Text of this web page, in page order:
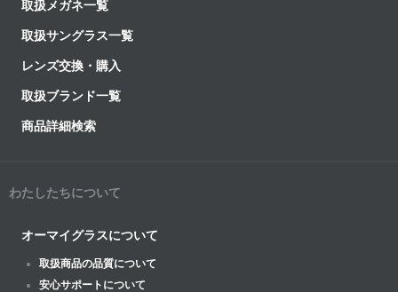
取扱メガネ一覧
取扱サングラス一覧
レンズ交換・購入
取扱ブランド一覧
商品詳細検索
わたしたちについて
オーマイグラスについて
取扱商品の品質について
安心サポートについて